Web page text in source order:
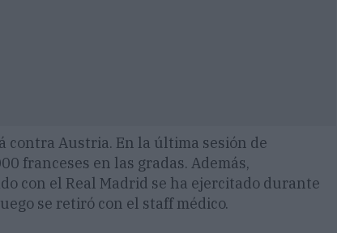
contra Austria. En la última sesión de
franceses en las gradas. Además,
con el Real Madrid se ha ejercitado durante
se retiró con el staff médico.